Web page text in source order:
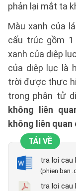
phản lại mắt ta
Màu xanh của
cấu trúc gồm 1
xanh của diệp
của diệp lục là
trời được thực
trong phân tử
không liên
không liên quan
TẢI VỀ
tra loi cau
(phien ban
tra loi cau